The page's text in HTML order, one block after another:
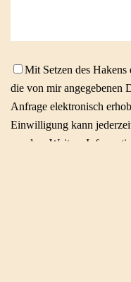
Mit Setzen des Hakens
die von mir angegebenen
Anfrage elektronisch
Einwilligung kann
werden. Weitere